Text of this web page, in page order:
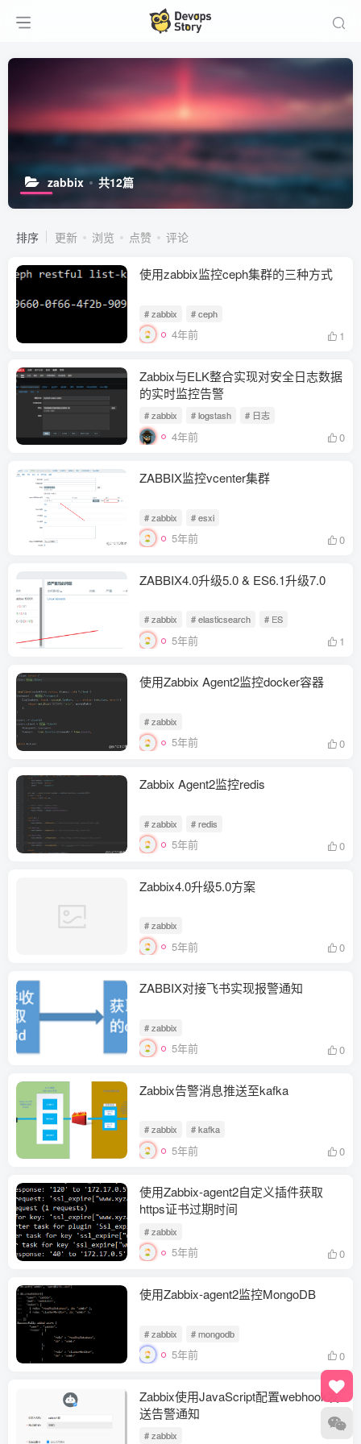
zabbix 共12篇
排序 更新 浏览 点赞 评论
使用zabbix监控ceph集群的三种方式
# zabbix # ceph
4年前 1
Zabbix与ELK整合实现对安全日志数据
的实时监控告警
# zabbix # logstash # 日志
4年前 0
ZABBIX监控vcenter集群
# zabbix # esxi
5年前 0
ZABBIX4.0升级5.0 & ES6.1升级7.0
# zabbix # elasticsearch # ES
5年前 1
使用Zabbix Agent2监控docker容器
# zabbix
5年前 0
Zabbix Agent2监控redis
# zabbix # redis
5年前 0
Zabbix4.0升级5.0方案
# zabbix
5年前 0
ZABBIX对接飞书实现报警通知
# zabbix
5年前 0
Zabbix告警消息推送至kafka
# zabbix # kafka
5年前 0
使用Zabbix-agent2自定义插件获取
https证书过期时间
# zabbix
5年前 0
使用Zabbix-agent2监控MongoDB
# zabbix # mongodb
5年前 0
Zabbix使用JavaScript配置webhook发
送告警通知
# zabbix